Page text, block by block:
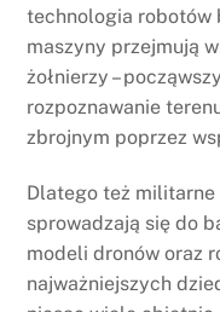
technologia robotów
maszyny przejmują
żołnierzy –
rozpoznawanie
zbrojnym poprzez
Dlatego też
sprowadzają się do
modeli dronów oraz
najważniejszych